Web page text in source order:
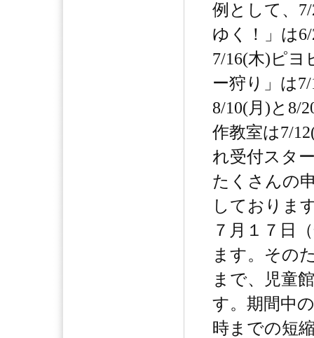
例として、
ゆく！」は
7/16(木)ピヨ
ー狩り」は
8/10(月)と8/
作教室は7/
れ受付スタ
たくさんの
しておりま
７月１７日
ます。その
まで、児童
す。期間中
時までの短